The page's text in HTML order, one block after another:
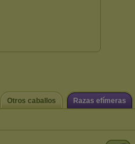
Otros caballos Razas efímeras